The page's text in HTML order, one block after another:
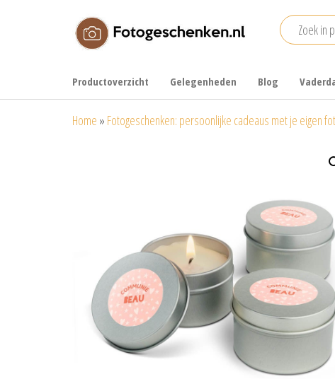
fotoproducten
Productoverzicht Gelegenheden Blog
Home » Fotogeschenken: persoonlijke cadeaus met je eigen